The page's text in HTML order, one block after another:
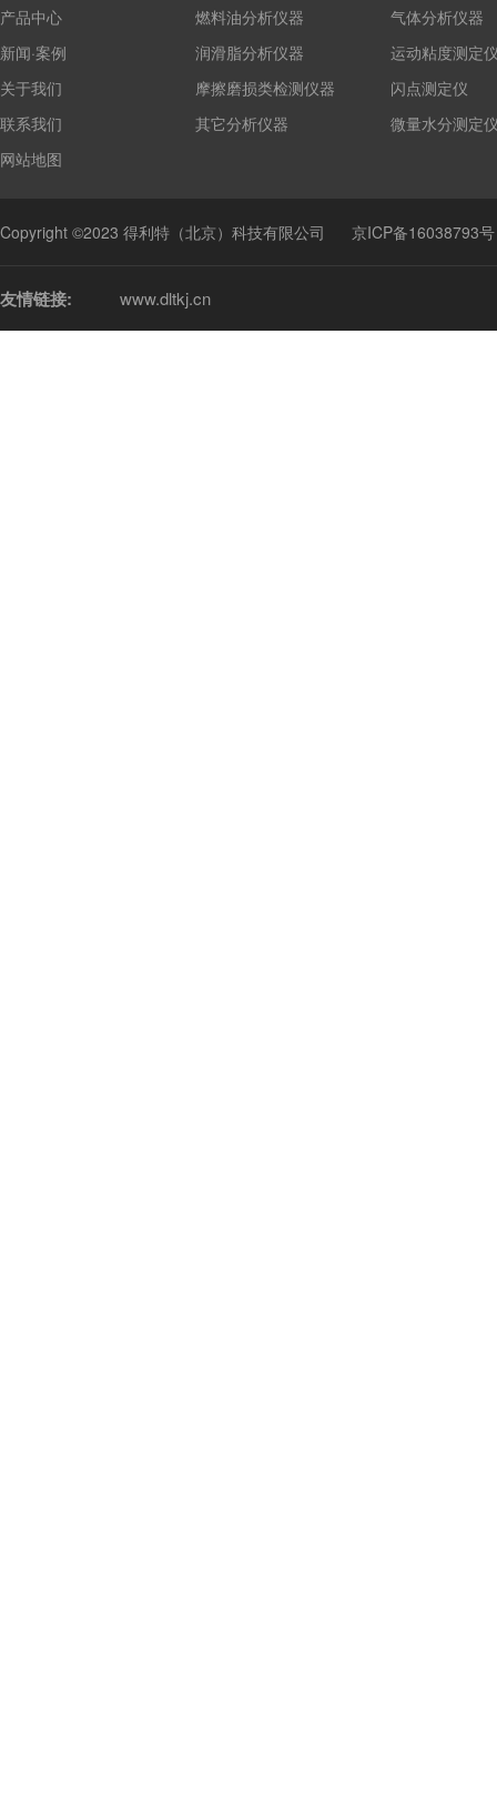
产品中心
新闻·案例
关于我们
联系我们
网站地图
燃料油分析仪器
润滑脂分析仪器
摩擦磨损类检测仪器
其它分析仪器
气体分析仪器
运动粘度测定
闪点测定仪
微量水分测定
Copyright ©2023 得利特（北京）科技有限公司 京ICP备16038793号
友情链接: www.dltkj.cn